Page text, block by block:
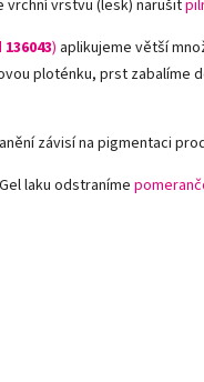
vrchní vrstvu (lesk) narušit
) aplikujeme větší
ploténku, prst zabalíme
závisí na pigmentaci
laku odstraníme